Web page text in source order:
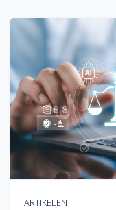
ARTIKELEN